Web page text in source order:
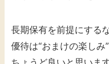
長期保有を前提にする
優待は“おまけの楽し